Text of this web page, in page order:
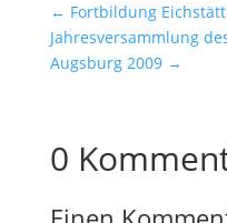
← Fortbildung
Jahresversammlung
Augsburg 2009→
0